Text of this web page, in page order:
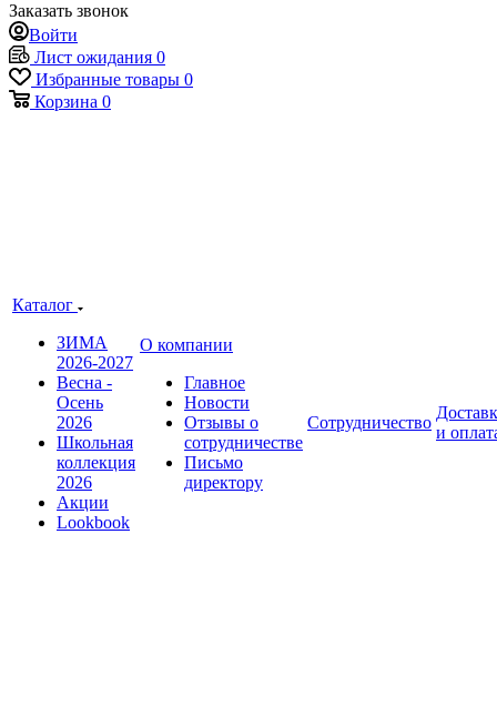
Заказать звонок
Войти
Лист ожидания 0
Избранные товары 0
Корзина 0
Каталог
ЗИМА
2026-2027
Весна -
Осень
2026
Школьная
коллекция
2026
Акции
Lookbook
О компании
Главное
Новости
Отзывы о
сотрудничестве
Письмо
директору
Сотрудничество
и